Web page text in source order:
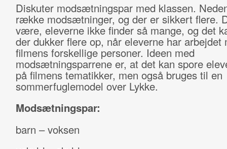
Diskuter modsætningspar med klassen.
række modsætninger, og der er sikkert flere.
være, eleverne ikke finder så mange, og det
der dukker flere op, når eleverne har arbejdet
filmens forskellige personer. Ideen med
modsætningsparrene er, at det kan spore
på filmens tematikker, men også bruges til en
sommerfuglemodel over Lykke.
Modsætningspar:
barn – voksen